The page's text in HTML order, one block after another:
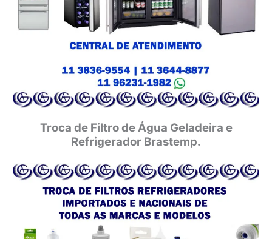
Troca de Filtro de Água Geladeira e
Refrigerador Brastemp.